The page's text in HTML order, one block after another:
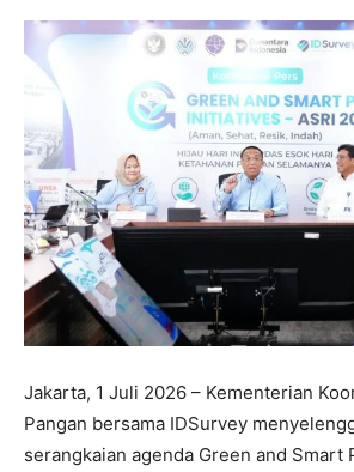
Jakarta, 1 Juli 2026 – Kementerian
Pangan bersama IDSurvey
serangkaian agenda Green and Smart